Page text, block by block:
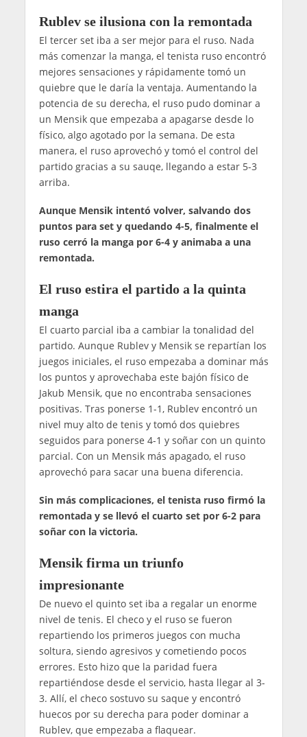
Rublev se ilusiona con la remontada
El tercer set iba a ser mejor para el ruso. Nada
más comenzar la manga, el tenista ruso encontró
mejores sensaciones y rápidamente tomó un
quiebre que le daría la ventaja. Aumentando la
potencia de su derecha, el ruso pudo dominar a
un Mensik que empezaba a apagarse desde lo
físico, algo agotado por la semana. De esta
manera, el ruso aprovechó y tomó el control del
partido gracias a su sauqe, llegando a estar 5-3
arriba.
Aunque Mensik intentó volver, salvando dos
puntos para set y quedando 4-5, finalmente el
ruso cerró la manga por 6-4 y animaba a una
remontada.
El ruso estira el partido a la quinta
manga
El cuarto parcial iba a cambiar la tonalidad del
partido. Aunque Rublev y Mensik se repartían los
juegos iniciales, el ruso empezaba a dominar más
los puntos y aprovechaba este bajón físico de
Jakub Mensik, que no encontraba sensaciones
positivas. Tras ponerse 1-1, Rublev encontró un
nivel muy alto de tenis y tomó dos quiebres
seguidos para ponerse 4-1 y soñar con un quinto
parcial. Con un Mensik más apagado, el ruso
aprovechó para sacar una buena diferencia.
Sin más complicaciones, el tenista ruso firmó la
remontada y se llevó el cuarto set por 6-2 para
soñar con la victoria.
Mensik firma un triunfo
impresionante
De nuevo el quinto set iba a regalar un enorme
nivel de tenis. El checo y el ruso se fueron
repartiendo los primeros juegos con mucha
soltura, siendo agresivos y cometiendo pocos
errores. Esto hizo que la paridad fuera
repartiéndose desde el servicio, hasta llegar al 3-
3. Allí, el checo sostuvo su saque y encontró
huecos por su derecha para poder dominar a
Rublev, que empezaba a flaquear.